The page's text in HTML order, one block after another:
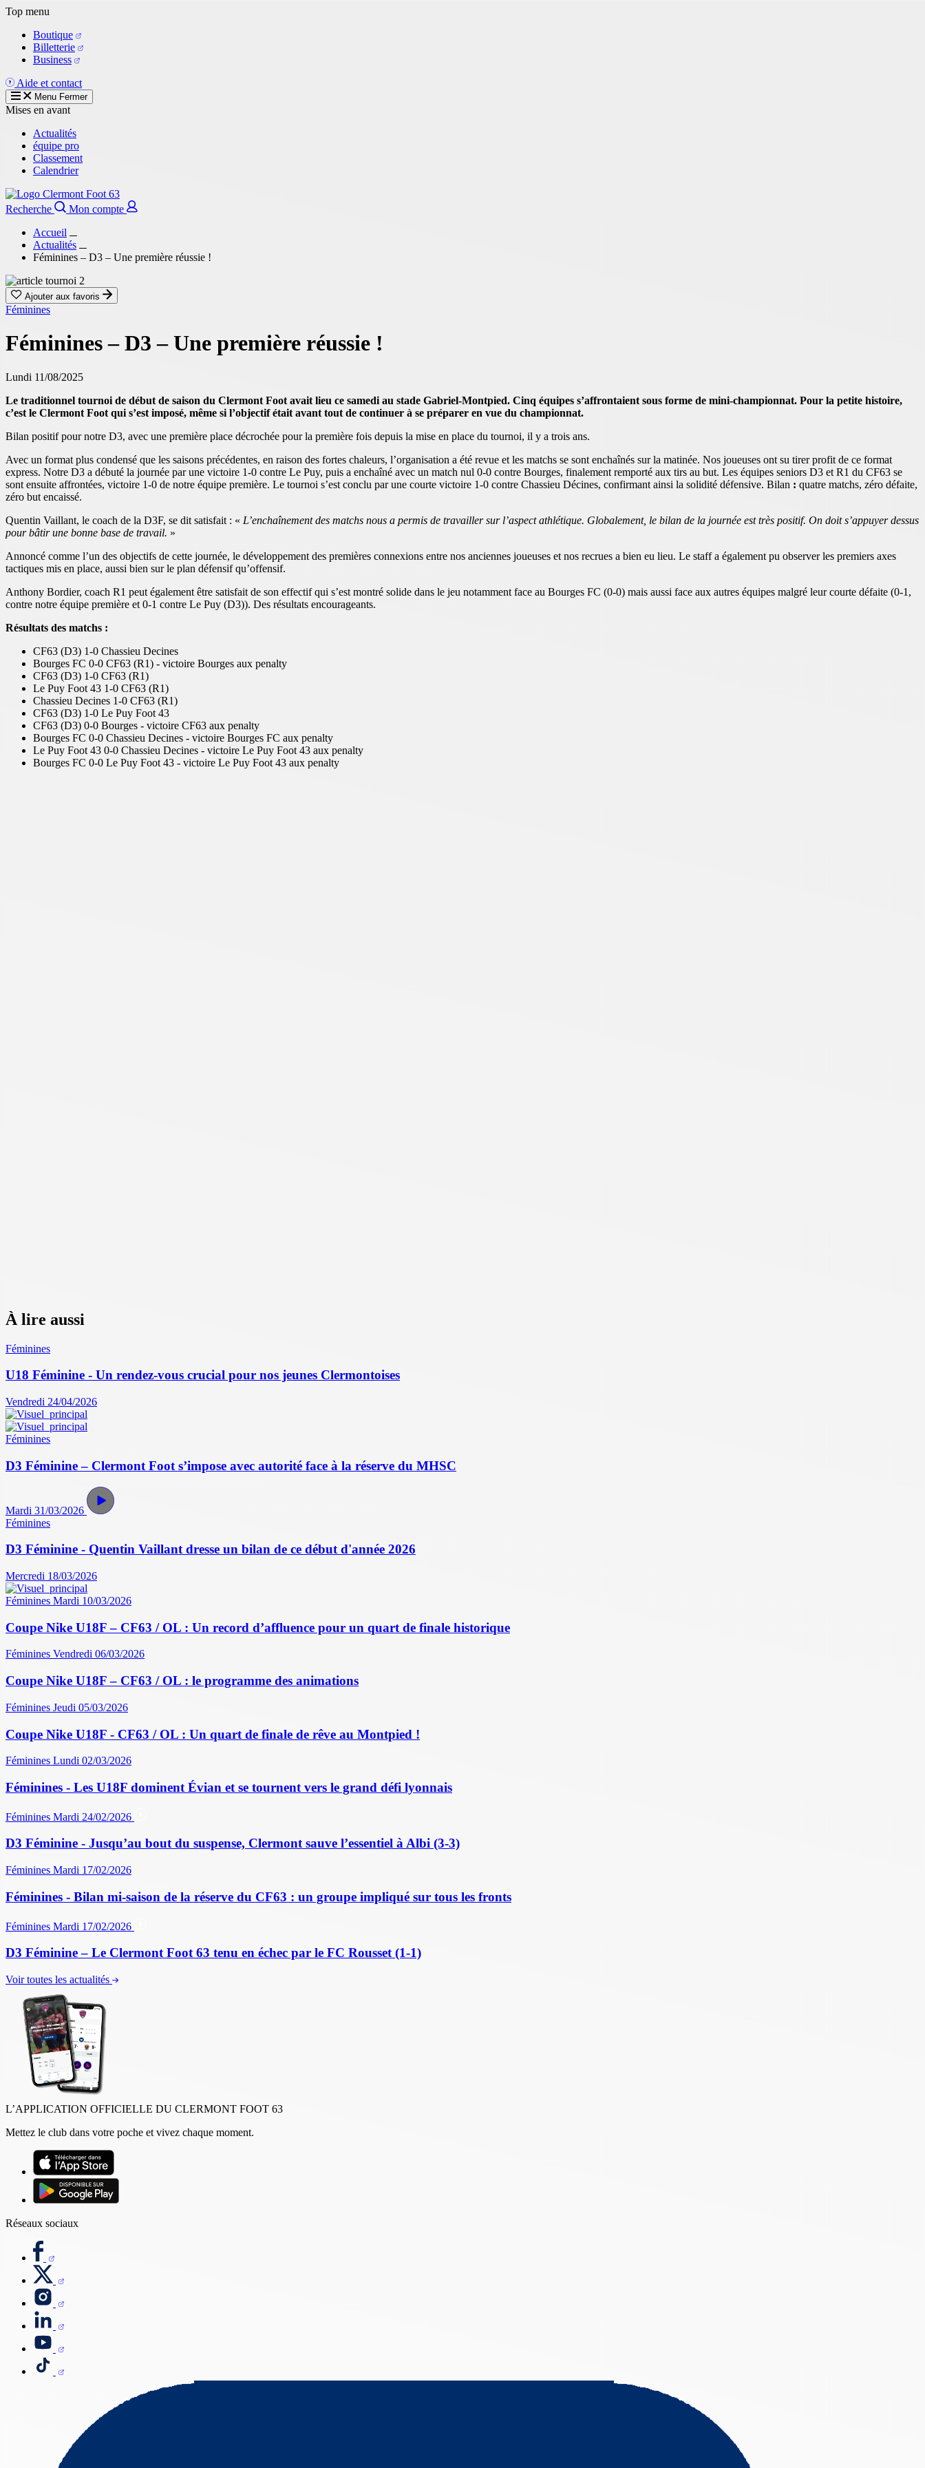
Aller
contenu
principal
Top menu
Boutique
Billetterie
Business
Aide et contact
Menu Fermer
Mises en avant
Actualités
équipe pro
Classement
Calendrier
Recherche
Mon compte
Accueil
Actualités
Féminines – D3 – Une première réussie !
Ajouter aux favoris
Féminines
Féminines – D3 – Une première réussie !
Lundi 11/08/2025
Le traditionnel tournoi de début de saison du Clermont Foot avait lieu ce samedi au stade Gabriel-Montpied. Cinq équipes s’affrontaient sous forme de mini-championnat. Pour la petite histoire,
c’est le Clermont Foot qui s’est imposé, même si l’objectif était avant tout de continuer à se préparer en vue du championnat.
Bilan positif pour notre D3, avec une première place décrochée pour la première fois depuis la mise en place du tournoi, il y a trois ans.
Avec un format plus condensé que les saisons précédentes, en raison des fortes chaleurs, l’organisation a été revue et les matchs se sont enchaînés sur la matinée. Nos joueuses ont su tirer profit de ce format
express. Notre D3 a débuté la journée par une victoire 1-0 contre Le Puy, puis a enchaîné avec un match nul 0-0 contre Bourges, finalement remporté aux tirs au but. Les équipes seniors D3 et R1 du CF63 se
sont ensuite affrontées, victoire 1-0 de notre équipe première. Le tournoi s’est conclu par une courte victoire 1-0 contre Chassieu Décines, confirmant ainsi la solidité défensive. Bilan : quatre matchs, zéro défaite,
zéro but encaissé.
Quentin Vaillant, le coach de la D3F, se dit satisfait : « L’enchaînement des matchs nous a permis de travailler sur l’aspect athlétique. Globalement, le bilan de la journée est très positif. On doit s’appuyer dessus
pour bâtir une bonne base de travail. »
Annoncé comme l’un des objectifs de cette journée, le développement des premières connexions entre nos anciennes joueuses et nos recrues a bien eu lieu. Le staff a également pu observer les premiers axes
tactiques mis en place, aussi bien sur le plan défensif qu’offensif.
Anthony Bordier, coach R1 peut également être satisfait de son effectif qui s’est montré solide dans le jeu notamment face au Bourges FC (0-0) mais aussi face aux autres équipes malgré leur courte défaite (0-1,
contre notre équipe première et 0-1 contre Le Puy (D3)). Des résultats encourageants.
Résultats des matchs :
CF63 (D3) 1-0 Chassieu Decines
Bourges FC 0-0 CF63 (R1) - victoire Bourges aux penalty
CF63 (D3) 1-0 CF63 (R1)
Le Puy Foot 43 1-0 CF63 (R1)
Chassieu Decines 1-0 CF63 (R1)
CF63 (D3) 1-0 Le Puy Foot 43
CF63 (D3) 0-0 Bourges - victoire CF63 aux penalty
Bourges FC 0-0 Chassieu Decines - victoire Bourges FC aux penalty
Le Puy Foot 43 0-0 Chassieu Decines - victoire Le Puy Foot 43 aux penalty
Bourges FC 0-0 Le Puy Foot 43 - victoire Le Puy Foot 43 aux penalty
À lire aussi
Féminines
U18 Féminine - Un rendez-vous crucial pour nos jeunes Clermontoises
Vendredi 24/04/2026
Féminines
D3 Féminine – Clermont Foot s’impose avec autorité face à la réserve du MHSC
Mardi 31/03/2026
Féminines
D3 Féminine - Quentin Vaillant dresse un bilan de ce début d'année 2026
Mercredi 18/03/2026
Féminines Mardi 10/03/2026
Coupe Nike U18F – CF63 / OL : Un record d’affluence pour un quart de finale historique
Féminines Vendredi 06/03/2026
Coupe Nike U18F – CF63 / OL : le programme des animations
Féminines Jeudi 05/03/2026
Coupe Nike U18F - CF63 / OL : Un quart de finale de rêve au Montpied !
Féminines Lundi 02/03/2026
Féminines - Les U18F dominent Évian et se tournent vers le grand défi lyonnais
Féminines Mardi 24/02/2026
D3 Féminine - Jusqu’au bout du suspense, Clermont sauve l’essentiel à Albi (3-3)
Féminines Mardi 17/02/2026
Féminines - Bilan mi-saison de la réserve du CF63 : un groupe impliqué sur tous les fronts
Féminines Mardi 17/02/2026
D3 Féminine – Le Clermont Foot 63 tenu en échec par le FC Rousset (1-1)
Voir toutes les actualités
L’APPLICATION OFFICIELLE DU CLERMONT FOOT 63
Mettez le club dans votre poche et vivez chaque moment.
Réseaux sociaux